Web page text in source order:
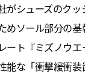
がシューズのクッ
めソール部分の
ート『ミズノウ
能な「衝撃緩衝